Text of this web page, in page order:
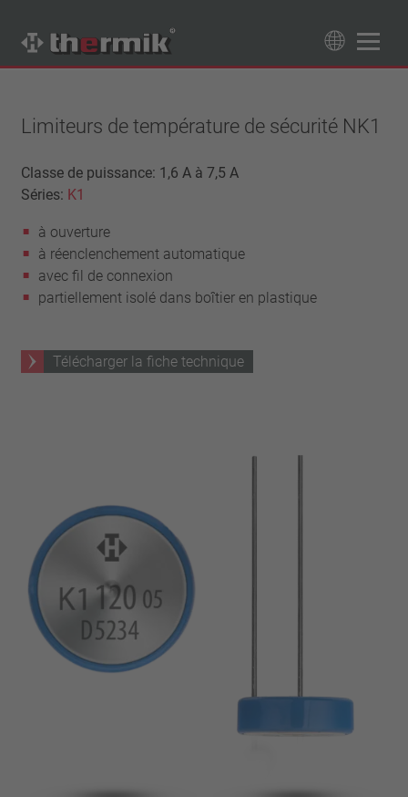
89Produits
Tipo interruttore
à ouverture
Gamme de température
température standard (60 – 200 °C)
haute température (205 – 250 °C)
1,6 A – 7,5 A
4 A – 25 A
Rappel
avec isolation
sans isolation
Raccordement
CSA
CQC
CMJ
fermer les filtres
Limiteurs de température de sécurité NK1
Classe de puissance: 1,6 A à 7,5 A
Séries: K1
à ouverture
à réenclenchement automatique
avec fil de connexion
partiellement isolé dans boîtier en plastique
Télécharger la fiche technique